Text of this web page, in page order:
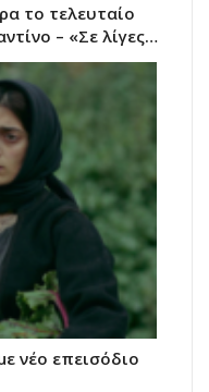
το τελευταίο
– «Σε λίγες…
νέο επεισόδιο